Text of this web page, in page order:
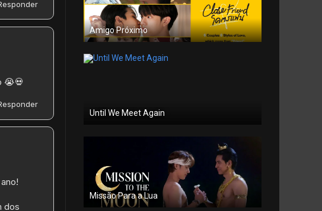
Amigo Próximo
Until We Meet Again
Missão Para a Lua